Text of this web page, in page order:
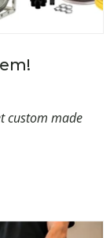
custom made